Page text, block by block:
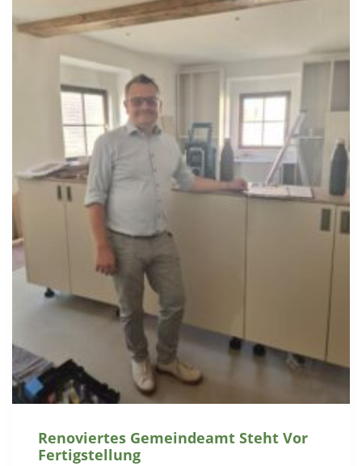
Renoviertes Gemeindeamt Steht Vor
Fertigstellung